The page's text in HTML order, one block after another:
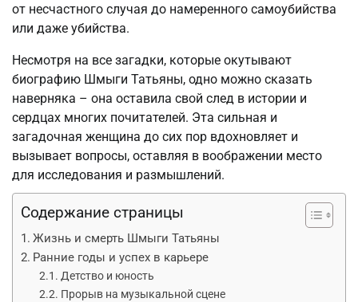
от несчастного случая до намеренного самоубийства
или даже убийства.
Несмотря на все загадки, которые окутывают
биографию Шмыги Татьяны, одно можно сказать
наверняка – она оставила свой след в истории и
сердцах многих почитателей. Эта сильная и
загадочная женщина до сих пор вдохновляет и
вызывает вопросы, оставляя в воображении место
для исследования и размышлений.
Содержание страницы
Жизнь и смерть Шмыги Татьяны
Ранние годы и успех в карьере
Детство и юность
Прорыв на музыкальной сцене